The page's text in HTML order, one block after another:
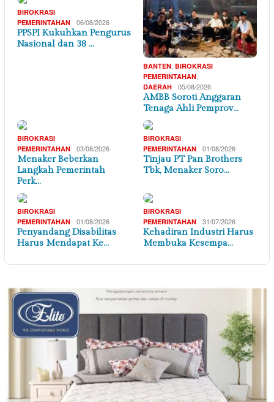
BIROKRASI
PEMERINTAHAN
06/08/2026
PPSPI Kukuhkan Pengurus
Nasional dan 38 …
BANTEN BIROKRASI
PEMERINTAHAN
DAERAH 05/08/2026
AMBB Soroti Anggaran
Tenaga Ahli Pemprov…
BIROKRASI
PEMERINTAHAN
03/08/2026
Menaker Beberkan
Langkah Pemerintah
Perk…
BIROKRASI
PEMERINTAHAN
01/08/2026
Tinjau PT Pan Brothers
Tbk, Menaker Soro…
BIROKRASI
PEMERINTAHAN
01/08/2026
Penyandang Disabilitas
Harus Mendapat Ke…
BIROKRASI
PEMERINTAHAN
31/07/2026
Kehadiran Industri Harus
Membuka Kesempa…